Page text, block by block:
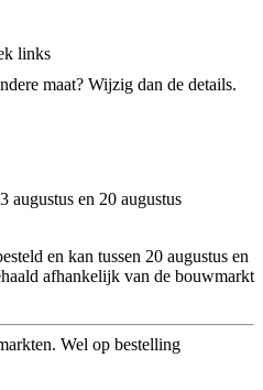
links
maat? Wijzig dan de details.
augustus en 20 augustus
en kan tussen 20 augustus en
afhankelijk van de bouwmarkt
Wel op bestelling